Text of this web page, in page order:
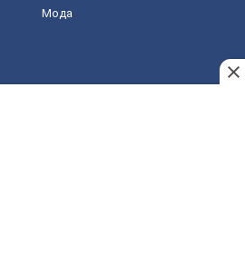
Мода